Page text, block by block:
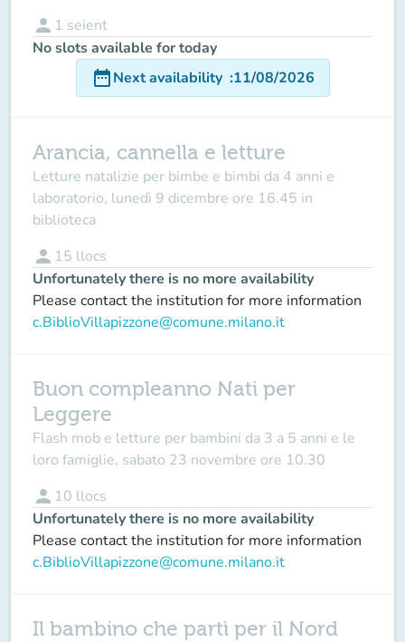
person 1 seient
No slots available for today
date_rangeNext availability :11/08/2026
Arancia, cannella e letture
Letture natalizie per bimbe e bimbi da 4 anni e
laboratorio, lunedì 9 dicembre ore 16.45 in
biblioteca
person 15 llocs
Unfortunately there is no more availability
Please contact the institution for more information
c.BiblioVillapizzone@comune.milano.it
Buon compleanno Nati per
Leggere
Flash mob e letture per bambini da 3 a 5 anni e le
loro famiglie, sabato 23 novembre ore 10.30
person 10 llocs
Unfortunately there is no more availability
Please contact the institution for more information
c.BiblioVillapizzone@comune.milano.it
Il bambino che partì per il Nord